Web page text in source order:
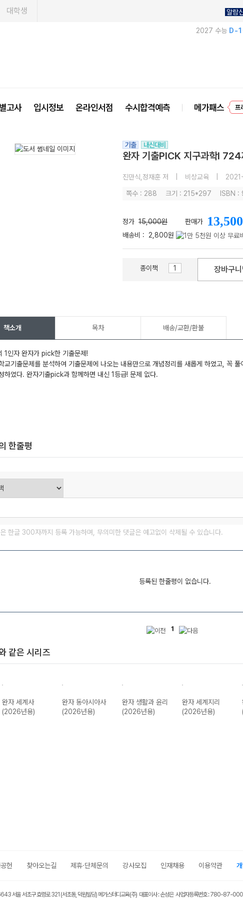
대학생 알람
2027 수능 D-
고사 입시정보 온라인서점 수시합격예측 메가패스
프
기출 내신대비
완자 기출PICK 지구과학I
진만식,정재훈 저 비상교육
쪽수 : 288 크기 : 215*297 ISBN
정가 15,000원 판매가 13,500
배송비 : 2,800원
종이책 장바구니
책소개 목차 배송/교환/환불
1인자 완자가 pick한 기출문제!
교기출문제를 분석하여 기출문제에 나오는 내용만으로 개념정리를 새롭게 하였고, 꼭
하였다. 완자기출pick과 함께하면 내신 1등급! 문제 없다.
한줄평
한글 300자까지 등록 가능하며, 무의미한 댓글은 예고없이 삭제될 수 있습니다.
등록된 한줄평이 없습니다.
1
같은 시리즈
완자 세계사
(2026년용)
완자 동아시아사
(2026년용)
완자 생활과 윤리
(2026년용)
완자 세계지리
(2026년용)
헌 찾아오는길 제휴·단체문의 강사모집 인재채용 이용약관
서울 서초구 효령로 321 (서초동, 덕원빌딩) 메가스터디교육(주) 대표이사 : 손성은 사업자등록번호 : 780-87-